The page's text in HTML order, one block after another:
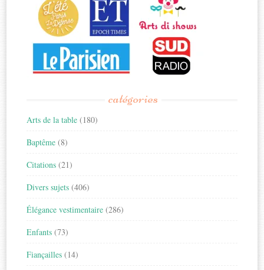
catégories
Arts de la table (180)
Baptême (8)
Citations (21)
Divers sujets (406)
Élégance vestimentaire (286)
Enfants (73)
Fiançailles (14)